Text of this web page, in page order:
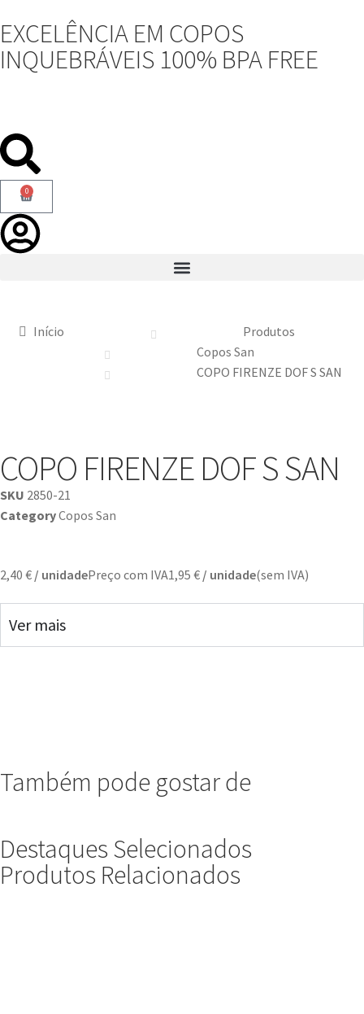
EXCELÊNCIA EM COPOS
INQUEBRÁVEIS 100% BPA FREE
0
Início
Produtos
Copos San
COPO FIRENZE DOF S SAN
COPO FIRENZE DOF S SAN
SKU 2850-21
CategoryCopos San
2,40 € / unidadePreço com IVA1,95 € / unidade(sem IVA)
Ver mais
Também pode gostar de
Destaques Selecionados
Produtos Relacionados